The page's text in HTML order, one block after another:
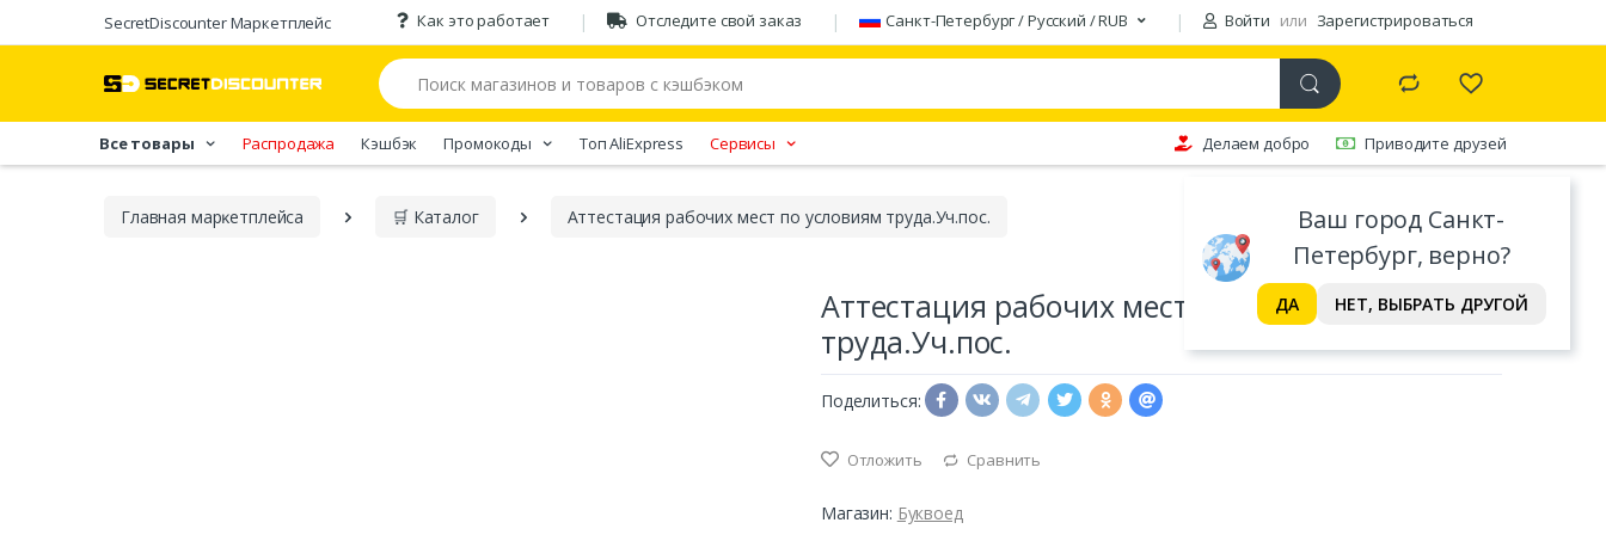
SecretDiscounter Маркетплейс Как это работает Отследите свой заказ Санкт-Петербург / Русский / RUB Войти или Зарегистрироваться
Ваш город Санкт-
Петербург, верно?
ДА НЕТ, ВЫБРАТЬ ДРУГОЙ
Все товары Распродажа Кэшбэк Промокоды Tоп AliExpress Сервисы Делаем добро Приводите друзей
Главная марĸетплейса 🛒 Каталог Аттестация рабочих мест по условиям труда.Уч.пос.
Аттестация рабочих мест по условиям
труда.Уч.пос.
Поделиться:
Отложить Сравнить
Магазин: Буквоед